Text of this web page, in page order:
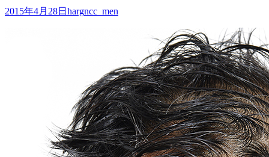
プ
2015年4月28日 hargncc_men